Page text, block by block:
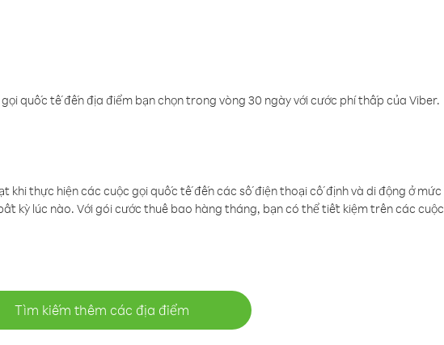
quốc tế đến địa điểm bạn chọn trong vòng 30 ngày với cước phí thấp của Viber.
khi thực hiện các cuộc gọi quốc tế đến các số điện thoại cố định và di động ở mức
kỳ lúc nào. Với gói cước thuê bao hàng tháng, bạn có thể tiết kiệm trên các cuộc
Tìm kiếm thêm các địa điểm